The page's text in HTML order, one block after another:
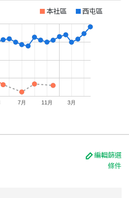
本社區 西屯區
7月 11月 3月
編輯篩選
條件